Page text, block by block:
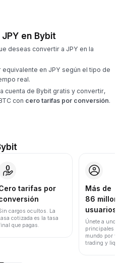
en Bybit
deseas convertir a JPY en la
equivalente en JPY según el tipo de
real.
cuenta de Bybit gratis y convertir,
con cero tarifas por conversión.
tarifas por
cargos ocultos. La
cotizada es la tasa
que pagas.
Más de
86
usuarios
Únete a uno
principales
mundo por
trading y